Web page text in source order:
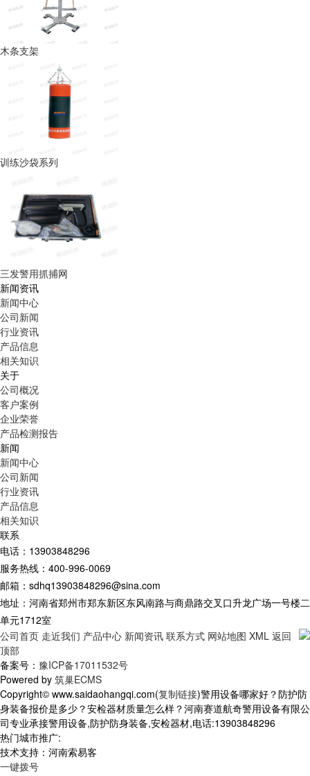
木条支架
训练沙袋系列
三发警用抓捕网
新闻资讯
新闻中心
公司新闻
行业资讯
产品信息
相关知识
关于
公司概况
客户案例
企业荣誉
产品检测报告
新闻
新闻中心
公司新闻
行业资讯
产品信息
相关知识
联系
电话：13903848296
服务热线：400-996-0069
邮箱：sdhq13903848296@sina.com
地址：河南省郑州市郑东新区东风南路与商鼎路交叉口升龙广场一号楼二
单元1712室
公司首页 走近我们 产品中心 新闻资讯 联系方式 网站地图 XML 返回
顶部
备案号： 豫ICP备17011532号
Powered by 筑巢ECMS
Copyright© www.saidaohangqi.com(复制链接)警用设备哪家好？防护防
身装备报价是多少？安检器材质量怎么样？河南赛道航奇警用设备有限公
司专业承接警用设备,防护防身装备,安检器材,电话:13903848296
热门城市推广:
技术支持：河南索易客
一键拨号